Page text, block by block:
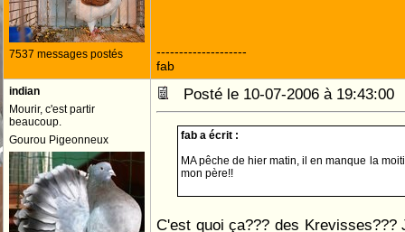
7537 messages postés
--------------------
fab
indian
Mourir, c'est partir
beaucoup.
Gourou Pigeonneux
Posté le 10-07-2006 à
fab a écrit :
MA pêche de hier matin, il en manque la
mon père!!
C'est quoi ça??? des